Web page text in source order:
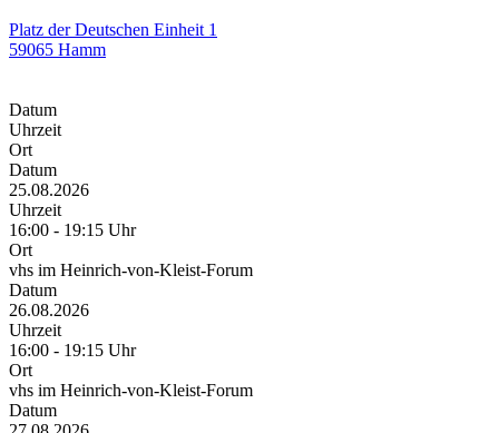
Platz der Deutschen Einheit 1
59065 Hamm
Datum
Uhrzeit
Ort
Datum
25.08.2026
Uhrzeit
16:00 - 19:15 Uhr
Ort
vhs im Heinrich-von-Kleist-Forum
Datum
26.08.2026
Uhrzeit
16:00 - 19:15 Uhr
Ort
vhs im Heinrich-von-Kleist-Forum
Datum